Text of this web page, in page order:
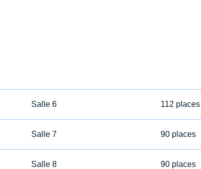
Salle 6 112 places
Salle 7 90 places
Salle 8 90 places